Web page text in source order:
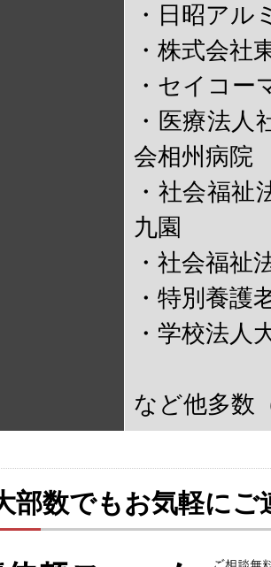
・日昭アル
・株式会社
・セイコー
・医療法人
会相州病院
・社会福祉
九園
・社会福祉
・特別養護
・学校法人
など他多数
部数でもお気軽にご